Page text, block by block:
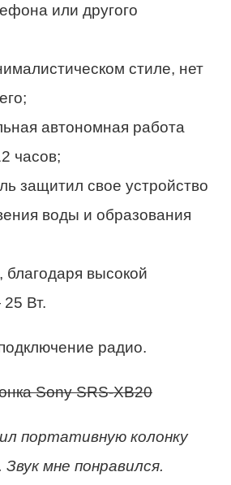
или другого
стиле, нет
автономная работа
часов;
защитил свое устройство
воды и образования
благодаря высокой
Вт.
радио.
Sony SRS-XB20
портативную колонку
мне понравился.